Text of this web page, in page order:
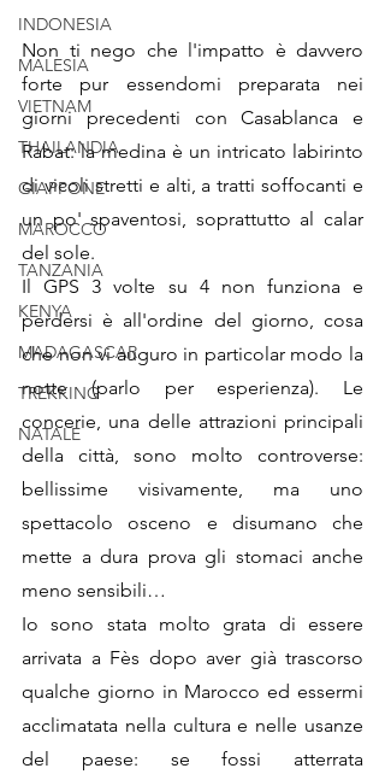
INDONESIA
MALESIA
VIETNAM
THAILANDIA
GIAPPONE
MAROCCO
TANZANIA
KENYA
MADAGASCAR
TREKKING
NATALE
Non ti nego che l'impatto è davvero
forte pur essendomi preparata nei
giorni precedenti con Casablanca e
Rabat: la medina è un intricato labirinto
di vicoli stretti e alti, a tratti soffocanti e
un po' spaventosi, soprattutto al calar
del sole.
Il GPS 3 volte su 4 non funziona e
perdersi è all'ordine del giorno, cosa
che non vi auguro in particolar modo la
notte (parlo per esperienza). Le
concerie, una delle attrazioni principali
della città, sono molto controverse:
bellissime visivamente, ma uno
spettacolo osceno e disumano che
mette a dura prova gli stomaci anche
meno sensibili…
Io sono stata molto grata di essere
arrivata a Fès dopo aver già trascorso
qualche giorno in Marocco ed essermi
acclimatata nella cultura e nelle usanze
del paese: se fossi atterrata